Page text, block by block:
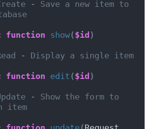
- Save a new item to
function show($id )
- Display a single item
function edit ($id )
- Show the form to
item